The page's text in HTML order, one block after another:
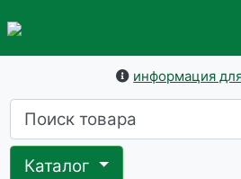
информация
Каталог